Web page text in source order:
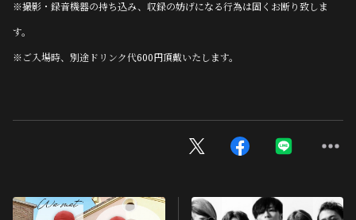
※撮影・録音機器の持ち込み、収録の妨げになる行為は固くお断り致しま
す。
※ご入場時、別途ドリンク代600円頂戴いたします。